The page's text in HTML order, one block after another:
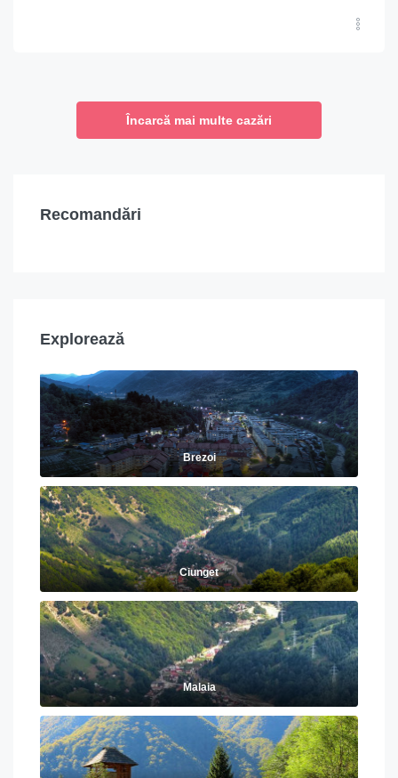
Încarcă mai multe cazări
Recomandări
Explorează
Brezoi
Ciunget
Malaia